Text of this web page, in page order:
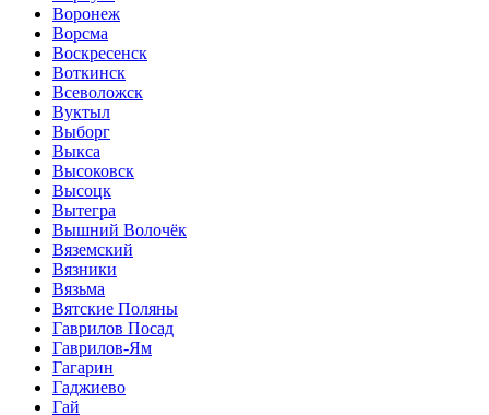
Воронеж
Ворсма
Воскресенск
Воткинск
Всеволожск
Вуктыл
Выборг
Выкса
Высоковск
Высоцк
Вытегра
Вышний Волочёк
Вяземский
Вязники
Вязьма
Вятские Поляны
Гаврилов Посад
Гаврилов-Ям
Гагарин
Гаджиево
Гай